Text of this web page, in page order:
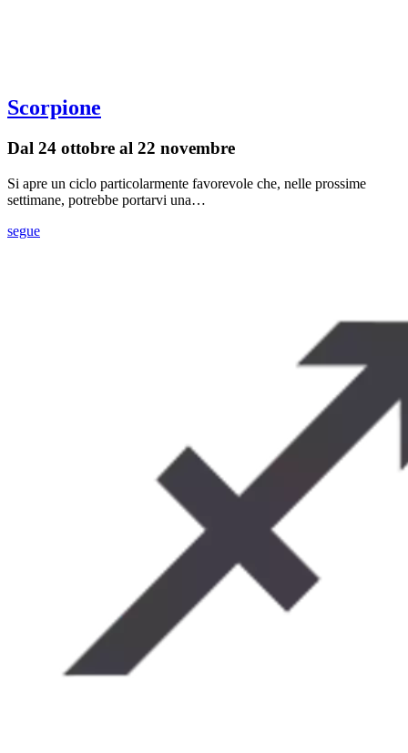
Scorpione
Dal 24 ottobre al 22 novembre
Si apre un ciclo particolarmente favorevole che, nelle prossime
settimane, potrebbe portarvi una…
segue